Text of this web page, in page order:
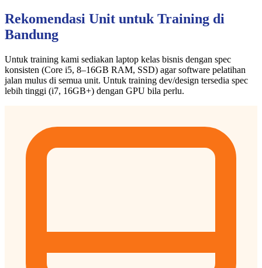
Rekomendasi Unit untuk Training di
Bandung
Untuk training kami sediakan laptop kelas bisnis dengan spec
konsisten (Core i5, 8–16GB RAM, SSD) agar software pelatihan
jalan mulus di semua unit. Untuk training dev/design tersedia spec
lebih tinggi (i7, 16GB+) dengan GPU bila perlu.